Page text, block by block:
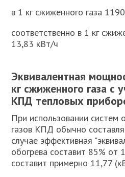
в 1 кг сжиженного газа
соответственно в 1 кг
13,83 кВт/ч
Эквивалентная
кг сжиженного газа с
КПД тепловых
При использовании систем
газов КПД обычно
случае эффективная
обогрева составит 85% от
составит примерно 11,77